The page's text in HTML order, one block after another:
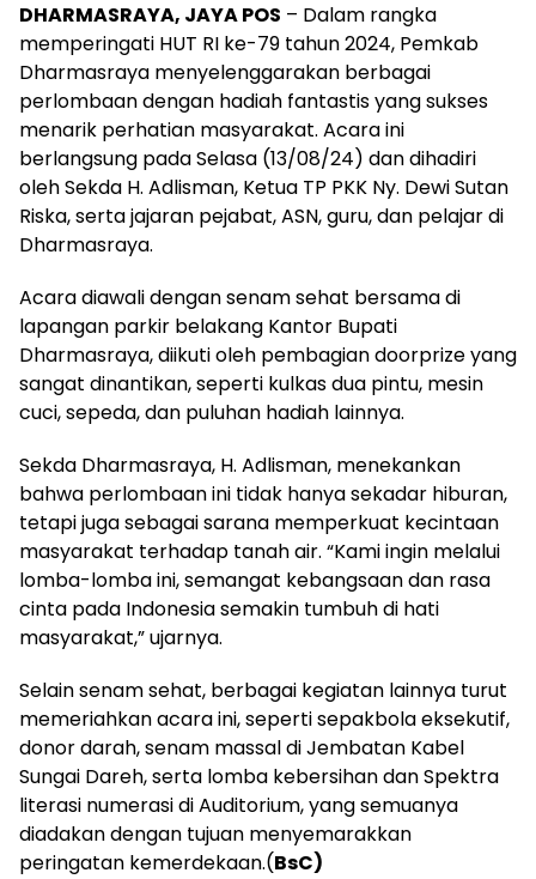
DHARMASRAYA, JAYA POS – Dalam rangka
memperingati HUT RI ke-79 tahun 2024, Pemkab
Dharmasraya menyelenggarakan berbagai
perlombaan dengan hadiah fantastis yang sukses
menarik perhatian masyarakat. Acara ini
berlangsung pada Selasa (13/08/24) dan dihadiri
oleh Sekda H. Adlisman, Ketua TP PKK Ny. Dewi Sutan
Riska, serta jajaran pejabat, ASN, guru, dan pelajar di
Dharmasraya.
Acara diawali dengan senam sehat bersama di
lapangan parkir belakang Kantor Bupati
Dharmasraya, diikuti oleh pembagian doorprize yang
sangat dinantikan, seperti kulkas dua pintu, mesin
cuci, sepeda, dan puluhan hadiah lainnya.
Sekda Dharmasraya, H. Adlisman, menekankan
bahwa perlombaan ini tidak hanya sekadar hiburan,
tetapi juga sebagai sarana memperkuat kecintaan
masyarakat terhadap tanah air. “Kami ingin melalui
lomba-lomba ini, semangat kebangsaan dan rasa
cinta pada Indonesia semakin tumbuh di hati
masyarakat,” ujarnya.
Selain senam sehat, berbagai kegiatan lainnya turut
memeriahkan acara ini, seperti sepakbola eksekutif,
donor darah, senam massal di Jembatan Kabel
Sungai Dareh, serta lomba kebersihan dan Spektra
literasi numerasi di Auditorium, yang semuanya
diadakan dengan tujuan menyemarakkan
peringatan kemerdekaan.(BsC)